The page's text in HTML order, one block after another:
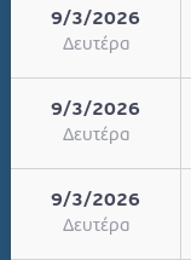
9/3/2026
Δευτέρα
9/3/2026
Δευτέρα
9/3/2026
Δευτέρα